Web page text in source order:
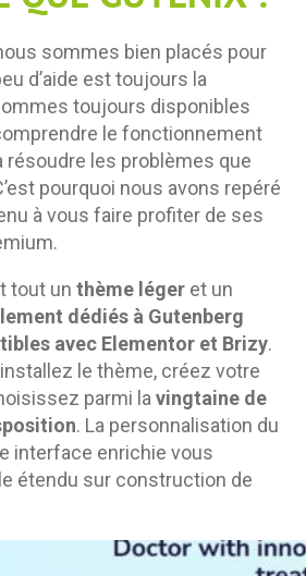
sommes bien placés pour
d’aide est toujours la
toujours disponibles
le fonctionnement
résoudre les problèmes que
pourquoi nous avons repéré
à vous faire profiter de ses
tout un thème léger et un
dédiés à Gutenberg
avec Elementor et Brizy.
le thème, créez votre
parmi lavingtaine de
. La personnalisation du
interface enrichie vous
étendu sur construction de